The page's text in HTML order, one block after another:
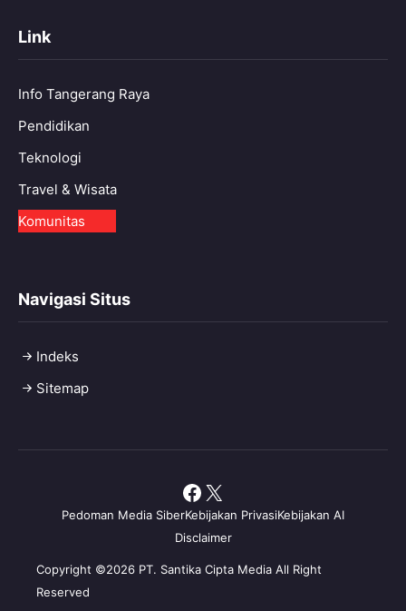
Link
Info Tangerang Raya
Pendidikan
Teknologi
Travel & Wisata
Komunitas
Navigasi Situs
Indeks
Sitemap
Copyright ©2026 PT. Santika Cipta Media All Right
Reserved
Pedoman Media SiberKebijakan PrivasiKebijakan AI
Disclaimer
Facebook
X